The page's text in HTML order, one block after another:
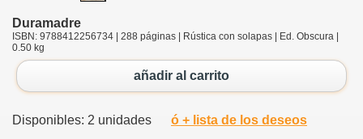
Duramadre
ISBN: 9788412256734 | 288 páginas | Rústica con solapas | Ed. Obscura |
0.50 kg
añadir al carrito
Disponibles: 2 unidades ó + lista de los deseos